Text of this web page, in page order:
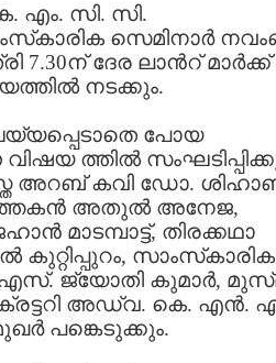
എം. സി. സി.
സെമിനാര്‍
7.30ന് ദേര ലാന്‍റ് മാര്‍ക്ക്
നടക്കും.
പോയ
ത്തില്‍
അറബ് കവി ഡോ.
അതുല്‍ അനേജ,
മാടമ്പാട്ട്, തിരക്കഥാ
സാംസ്‌കാരിക
ജ്യോതി കുമാര്‍,
അഡ്വ. കെ. എന്‍.
പങ്കെടുക്കും.